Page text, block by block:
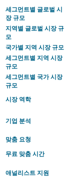
세그먼트별 글로벌 시
장 규모
지역별 글로벌 시장 규
모
국가별 지역 시장 규모
세그먼트별 지역 시장
규모
세그먼트별 국가 시장
규모
시장 역학
기업 분석
맞춤 요청
무료 맞춤 시간
애널리스트 지원